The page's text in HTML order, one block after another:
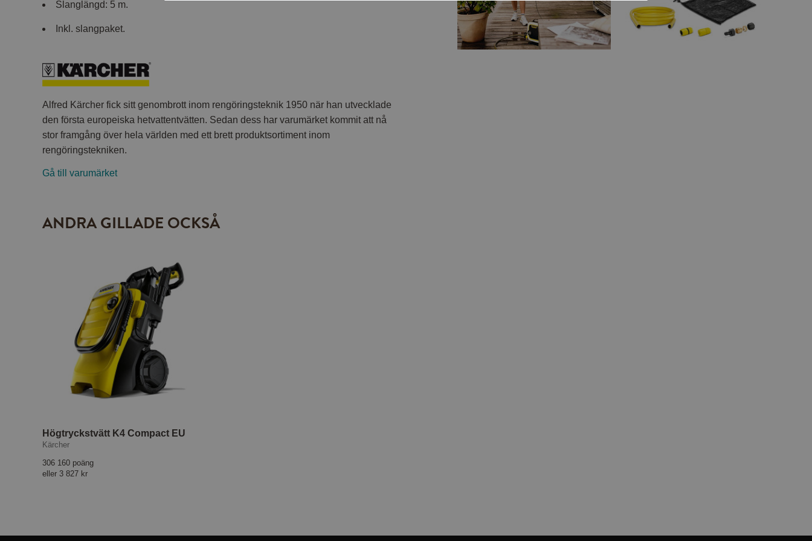
Slanglängd: 5 m.
Inkl. slangpaket.
Alfred Kärcher fick sitt genombrott inom rengöringsteknik 1950 när han utvecklade
den första europeiska hetvattentvätten. Sedan dess har varumärket kommit att nå
stor framgång över hela världen med ett brett produktsortiment inom
rengöringstekniken.
Gå till varumärket
ANDRA GILLADE OCKSÅ
Högtryckstvätt K4 Compact EU
Kärcher
306 160 poäng
eller 3 827 kr